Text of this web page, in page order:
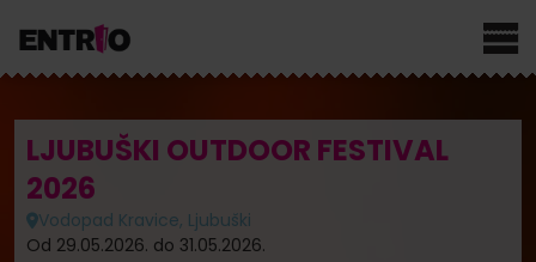
LJUBUŠKI OUTDOOR FESTIVAL
2026
Vodopad Kravice, Ljubuški
Od 29.05.2026. do 31.05.2026.